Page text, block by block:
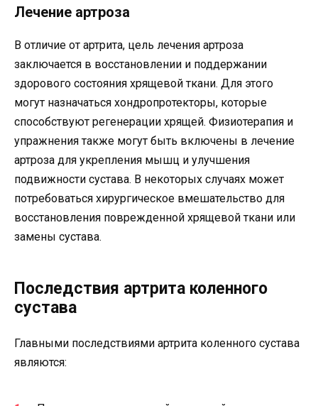
Лечение артроза
В отличие от артрита, цель лечения артроза
заключается в восстановлении и поддержании
здорового состояния хрящевой ткани. Для этого
могут назначаться хондропротекторы, которые
способствуют регенерации хрящей. Физиотерапия и
упражнения также могут быть включены в лечение
артроза для укрепления мышц и улучшения
подвижности сустава. В некоторых случаях может
потребоваться хирургическое вмешательство для
восстановления поврежденной хрящевой ткани или
замены сустава.
Последствия артрита коленного
сустава
Главными последствиями артрита коленного сустава
являются: